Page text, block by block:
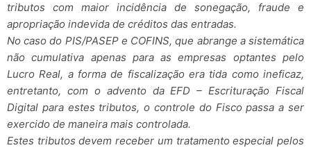
tributos com maior incidência de sonegação, fraude e
apropriação indevida de créditos das entradas.
No caso do PIS/PASEP e COFINS, que abrange a sistemática
não cumulativa apenas para as empresas optantes pelo
Lucro Real, a forma de fiscalização era tida como ineficaz,
entretanto, com o advento da EFD – Escrituração Fiscal
Digital para estes tributos, o controle do Fisco passa a ser
exercido de maneira mais controlada.
Estes tributos devem receber um tratamento especial pelos